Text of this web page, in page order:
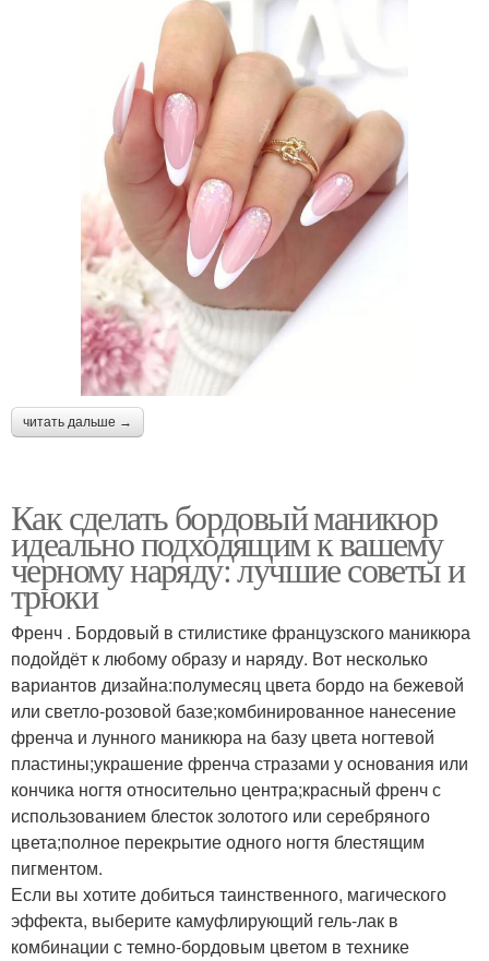
читать дальше →
Как сделать бордовый маникюр
идеально подходящим к вашему
черному наряду: лучшие советы и
трюки
Френч . Бордовый в стилистике французского маникюра
подойдёт к любому образу и наряду. Вот несколько
вариантов дизайна:полумесяц цвета бордо на бежевой
или светло-розовой базе;комбинированное нанесение
френча и лунного маникюра на базу цвета ногтевой
пластины;украшение френча стразами у основания или
кончика ногтя относительно центра;красный френч с
использованием блесток золотого или серебряного
цвета;полное перекрытие одного ногтя блестящим
пигментом.
Если вы хотите добиться таинственного, магического
эффекта, выберите камуфлирующий гель-лак в
комбинации с темно-бордовым цветом в технике